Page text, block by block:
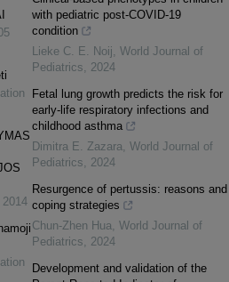
2014
with pediatric post-COVID-19
condition
Lieke C. E. Noij, World Journal of
Pediatrics, 2024
Fetal lung growth predicts the risk for
early-life respiratory infections and
childhood asthma
Dimitra E. Zazara, World Journal of
Pediatrics, 2024
Resurgence of pertussis: reasons and
coping strategies
Chun-Zhen Hua, World Journal of
Pediatrics, 2024
Development and validation of the